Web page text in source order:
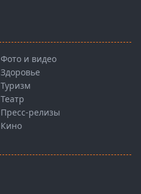
Фото и видео
Здоровье
Туризм
Театр
Пресс-релизы
Кино